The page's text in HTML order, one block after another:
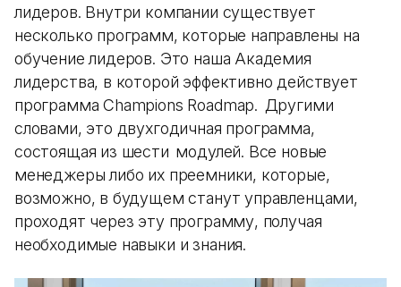
лидеров. Внутри компании существует
несколько программ, которые направлены на
обучение лидеров. Это наша Академия
лидерства, в которой эффективно действует
программа Champions Roadmap. Другими
словами, это двухгодичная программа,
состоящая из шести модулей. Все новые
менеджеры либо их преемники, которые,
возможно, в будущем станут управленцами,
проходят через эту программу, получая
необходимые навыки и знания.